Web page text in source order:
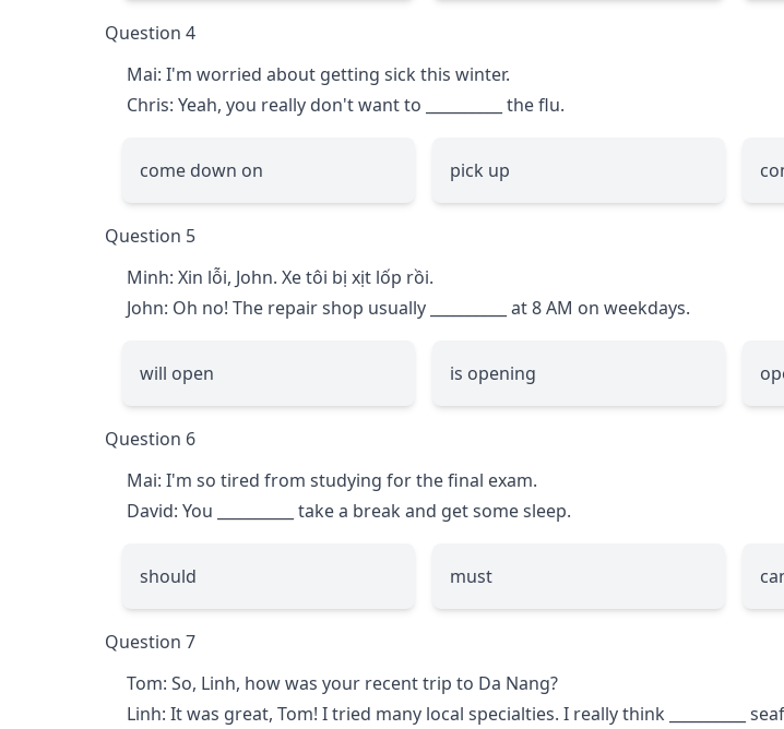
Question 4
Mai: I'm worried about getting sick this winter.
Chris: Yeah, you really don't want to
the flu.
come down on pick up
Question 5
Minh: Xin lỗi, John. Xe tôi bị xịt lốp rồi.
John: Oh no! The repair shop usually
at 8 AM on weekdays.
will open is opening
Question 6
Mai: I'm so tired from studying for the final exam.
David: You
take a break and get some sleep.
should must
Question 7
Tom: So, Linh, how was your recent trip to Da Nang?
Linh: It was great, Tom! I tried many local specialties. I really think